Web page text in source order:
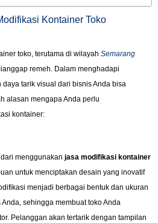
Kontainer Toko
toko, terutama di wilayah Semarang
remeh. Dalam menghadapi
tarik visual dari bisnis Anda bisa
alasan mengapa Anda perlu
kontainer:
menggunakan jasa modifikasi kontainer
untuk menciptakan desain yang inovatif
menjadi berbagai bentuk dan ukuran
sehingga membuat toko Anda
Pelanggan akan tertarik dengan tampilan